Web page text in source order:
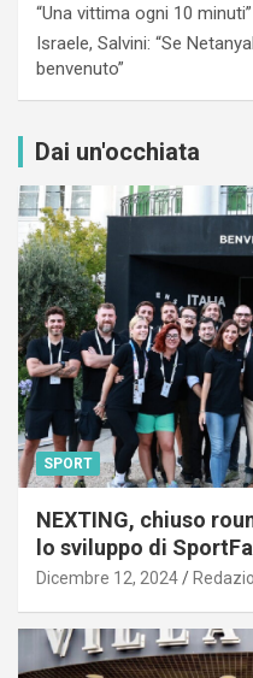
“Una vittima ogni 10 minuti”
Israele, Salvini: “Se
benvenuto”
Dai un'occhiata
SPORT
NEXTING, chiuso
lo sviluppo di
Dicembre 12, 2024